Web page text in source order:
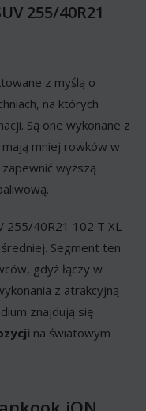
255/40R21
z myślą o
na których
Są one wykonane z
mniej rowków w
wyższą
255/40R21 102 T XL
Segment ten
gdyż łączy w
z atrakcyjną
znajdują się
na światowym